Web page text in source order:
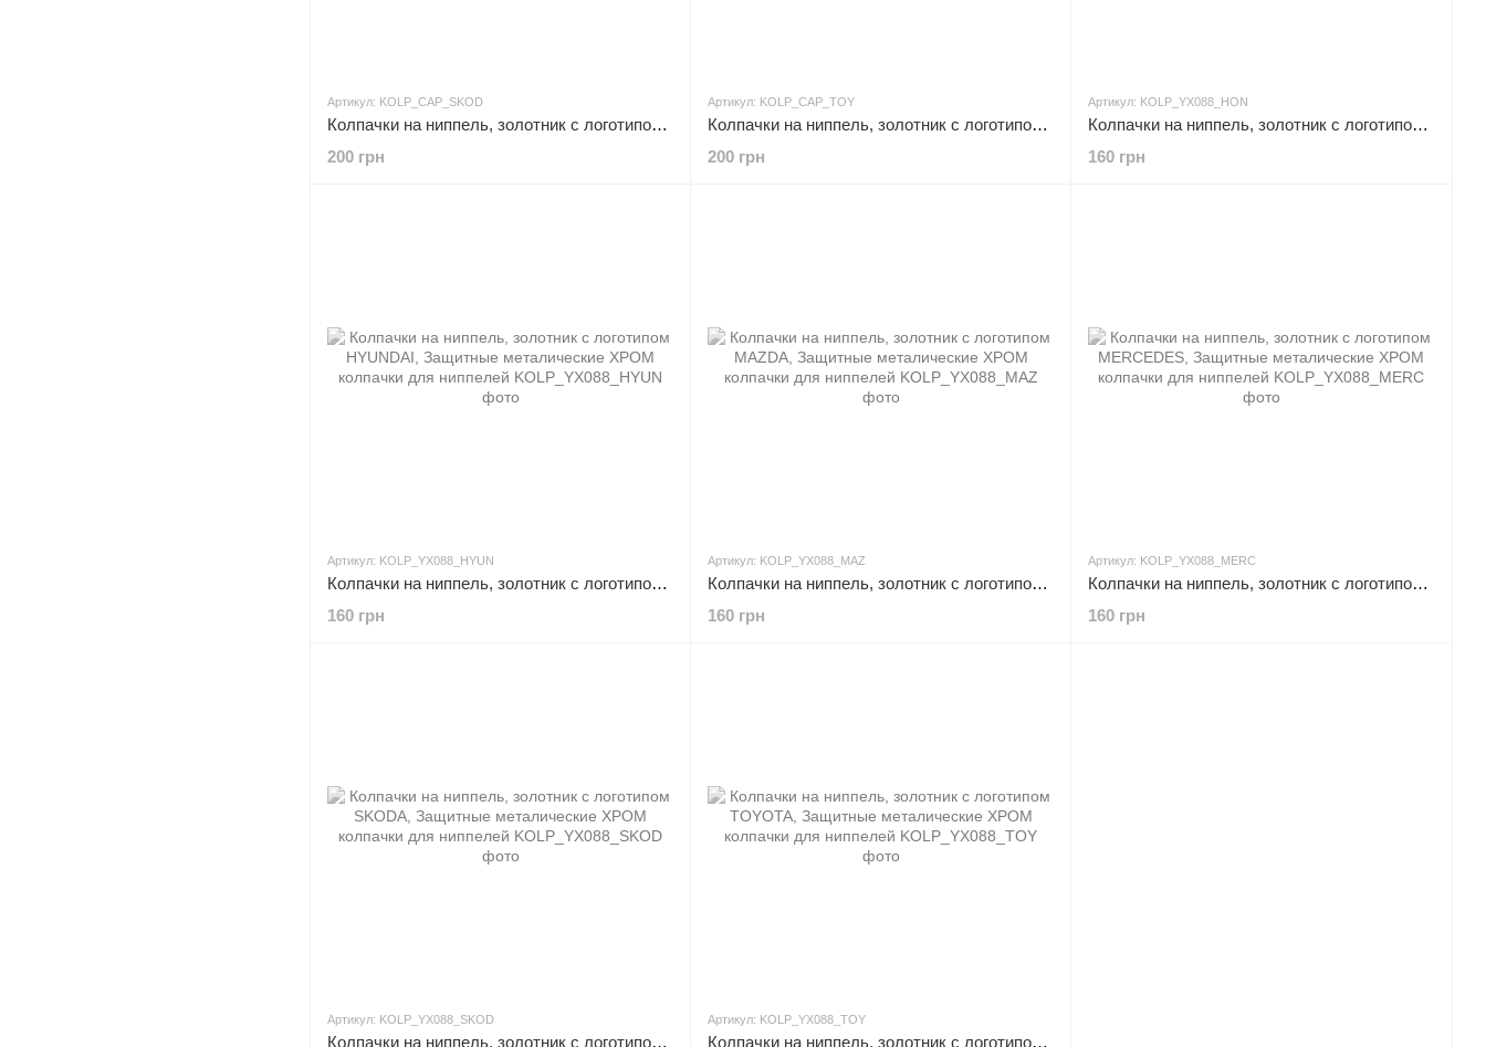
Артикул: KOLP_CAP_SKOD
Колпачки на ниппель, золотник с логотипом SKODA, Защитные металические ЧЕРНЫЕ колпачки для ниппелей
200 грн
Артикул: KOLP_CAP_TOY
Колпачки на ниппель, золотник с логотипом TOYOTA, Защитные металические ЧЕРНЫЕ колпачки для ниппелей
200 грн
Артикул: KOLP_YX088_HON
Колпачки на ниппель, золотник с логотипом HONDA, Защитные металические ХРОМ колпачки для ниппелей
160 грн
Артикул: KOLP_YX088_HYUN
Колпачки на ниппель, золотник с логотипом HYUNDAI, Защитные металические ХРОМ колпачки для ниппелей
160 грн
Артикул: KOLP_YX088_MAZ
Колпачки на ниппель, золотник с логотипом MAZDA, Защитные металические ХРОМ колпачки для ниппелей
160 грн
Артикул: KOLP_YX088_MERC
Колпачки на ниппель, золотник с логотипом MERCEDES, Защитные металические ХРОМ колпачки для ниппелей
160 грн
Артикул: KOLP_YX088_SKOD
Колпачки на ниппель, золотник с логотипом SKODA, Защитные металические ХРОМ колпачки для ниппелей
Артикул: KOLP_YX088_TOY
Колпачки на ниппель, золотник с логотипом TOYOTA, Защитные металические ХРОМ колпачки для ниппелей